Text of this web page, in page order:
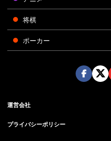
将棋
ポーカー
運営会社
プライバシーポリシー